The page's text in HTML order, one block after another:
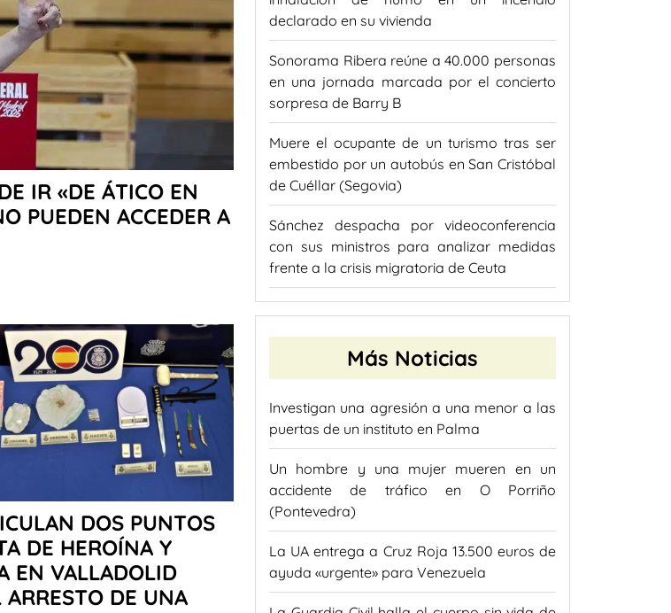
IR «DE ÁTICO EN
PUEDEN ACCEDER A
DOS PUNTOS
DE HEROÍNA Y
EN VALLADOLID
ARRESTO DE UNA
declarado en su vivienda
Sonorama Ribera reúne a 40.000 personas
en una jornada marcada por el concierto
sorpresa de Barry B
Muere el ocupante de un turismo tras ser
embestido por un autobús en San Cristóbal
de Cuéllar (Segovia)
Sánchez despacha por videoconferencia
con sus ministros para analizar medidas
frente a la crisis migratoria de Ceuta
Más Noticias
Investigan una agresión a una menor a las
puertas de un instituto en Palma
Un hombre y una mujer mueren en un
accidente de tráfico en O Porriño
(Pontevedra)
La UA entrega a Cruz Roja 13.500 euros de
ayuda «urgente» para Venezuela